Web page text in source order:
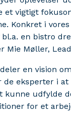
vigtigt
Konkret i
en bistro
Mie Møller,
en vision
de eksperter i
kunne udfylde
for et